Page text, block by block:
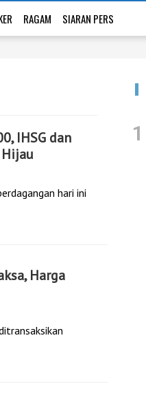
RAGAM SIARAN PERS
IHSG dan
hari ini
Harga
1